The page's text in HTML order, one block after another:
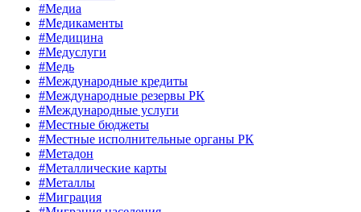
#Медиа
#Медикаменты
#Медицина
#Медуслуги
#Медь
#Международные кредиты
#Международные резервы РК
#Международные услуги
#Местные бюджеты
#Местные исполнительные органы РК
#Метадон
#Металлические карты
#Металлы
#Миграция